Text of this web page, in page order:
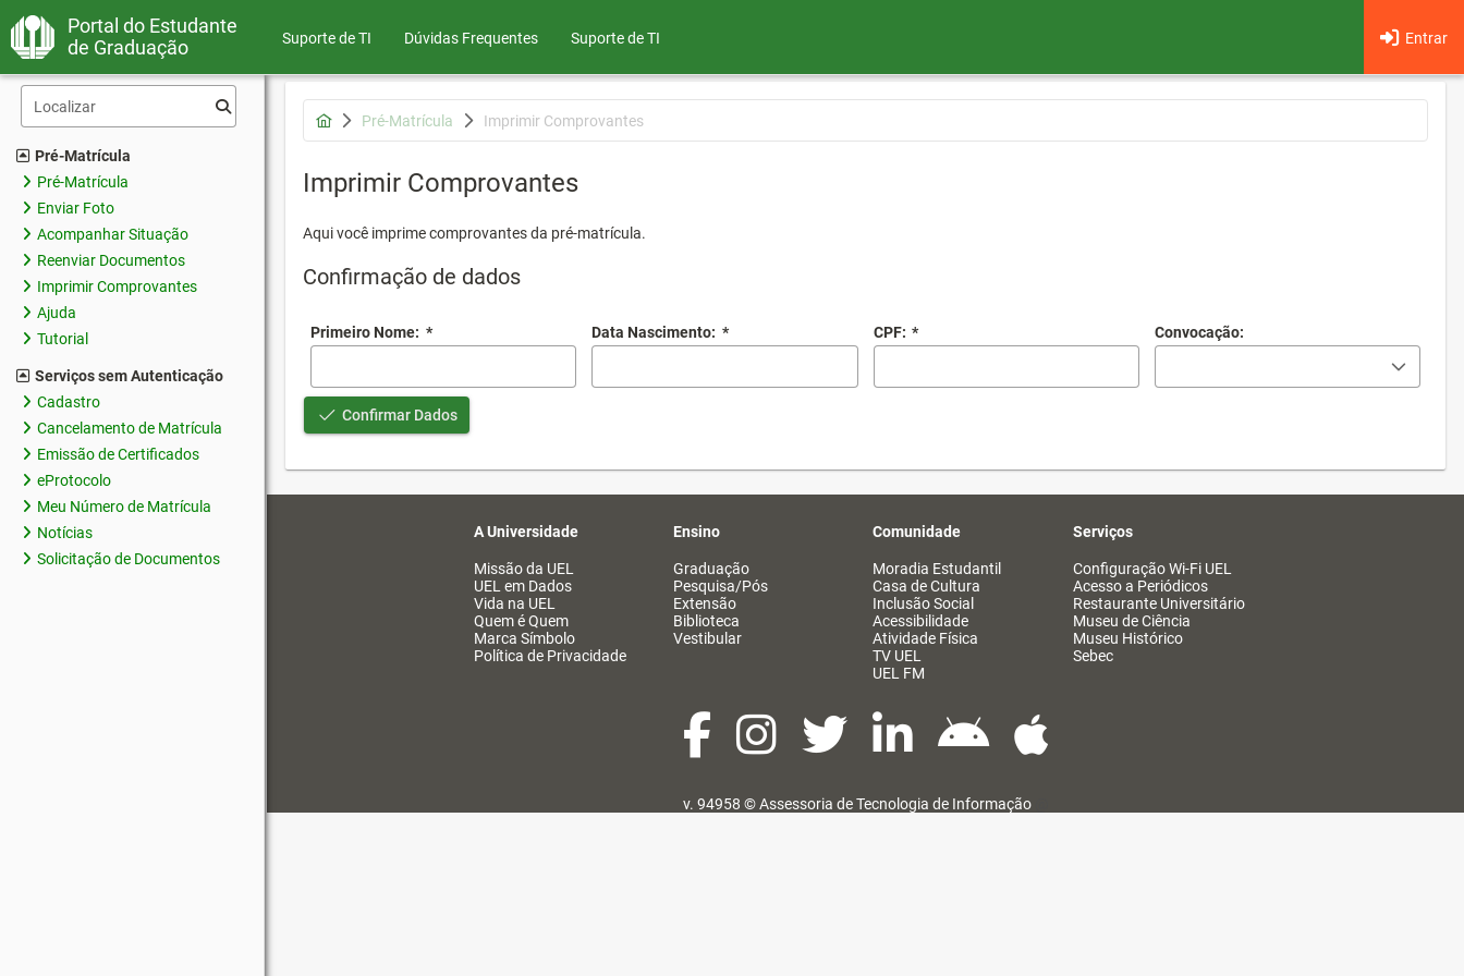
Portal do Estudante
de Graduação
Suporte de TI Dúvidas Frequentes Entrar
Suporte de TI
Pré-Matrícula
Pré-Matrícula
Enviar Foto
Acompanhar Situação
Reenviar Documentos
Imprimir Comprovantes
Ajuda
Tutorial
Serviços sem Autenticação
Cadastro
Cancelamento de Matrícula
Emissão de Certificados
eProtocolo
Meu Número de Matrícula
Notícias
Solicitação de Documentos
Pré-Matrícula Imprimir Comprovantes
Imprimir Comprovantes
Aqui você imprime comprovantes da pré-matrícula.
Confirmação de dados
Primeiro Nome: * Data Nascimento: * CPF: * Convocação:
Confirmar Dados
A Universidade
Missão da UEL
UEL em Dados
Vida na UEL
Quem é Quem
Marca Símbolo
Política de Privacidade
Ensino
Graduação
Pesquisa/Pós
Extensão
Biblioteca
Vestibular
Comunidade
Moradia Estudantil
Casa de Cultura
Inclusão Social
Acessibilidade
Atividade Física
TV UEL
UEL FM
Serviços
Configuração Wi-Fi UEL
Acesso a Periódicos
Restaurante Universitário
Museu de Ciência
Museu Histórico
Sebec
v. 94958 ©Assessoria de Tecnologia de Informação